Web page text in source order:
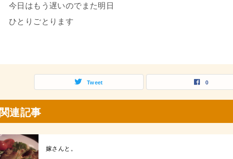
今日はもう遅いのでまた明日
ひとりごとります
Tweet 0
関連記事
嫁さんと。